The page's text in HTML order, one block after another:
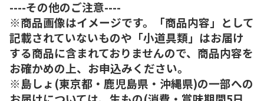
----その他のご注意----
※商品画像はイメージです。「商品内容」として
記載されていないものや「小道具類」はお届け
する商品に含まれておりませんので、商品内容を
お確かめの上、お申込みください。
※島しょ(東京都・鹿児島県・沖縄県)の一部への